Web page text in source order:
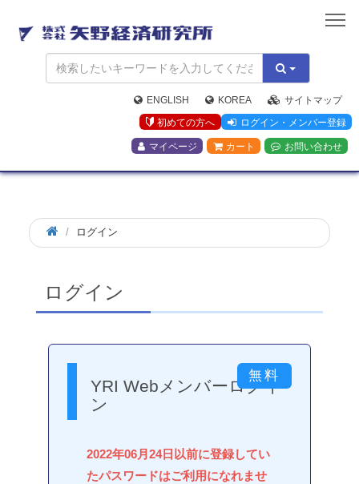
矢
野
経
済
研
究
所
ENGLISH KOREA
サイトマップ
初めての方へ
ログイン・メンバー登録
マイページ カート お問い合わせ
ログイン
ログイン
YRI Webメンバーログイ
ン
2022年06月24日以前に登録してい
たパスワードはご利用になれませ